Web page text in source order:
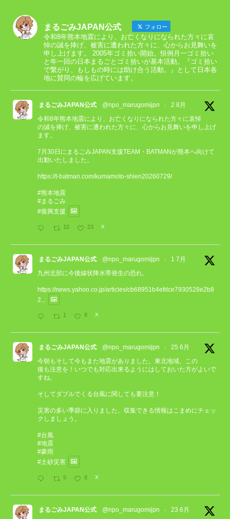
まるごみJAPAN公式 フォロー
令和8年熊本地震により、お亡くなりになられた方々に哀
悼の誠を捧げ、被害に遭われた方々に、心からお見舞いを
申し上げます。 2005年ゴミ拾い開始。恒例月一ゴミ拾い
と年一回の日本まるごとゴミ拾いが基本活動。『ゴミ拾い
で繋がり、もしもの時には助け合う活動。』として日本各
地に賛同の輪を広げています。
まるごみJAPAN公式 @npo_marugomijpn ·
2 8月
令和8年熊本地震により、お亡くなりになられた方々に哀悼
の誠を捧げ、被害に遭われた方々に、心からお見舞いを申し上げ
ます。
7月30日にまるごみJAPAN支援TEAM・BATMANが熊本へ向けて
出動いたしました。
https://t-batman.com/kumamoto-shien20260729/
#熊本地震
#まるごみ
#復興支援
10 23 X
まるごみJAPAN公式 @npo_marugomijpn ·
1 7月
九州北部に今後線状降水帯発生の恐れ。
https://news.yahoo.co.jp/articles/cb68951b4efdce7930528e2b8
2...
1 8 X
まるごみJAPAN公式 @npo_marugomijpn ·
25 6月
今朝もそして今もまた地震がありました。東北地域、この
後も注意を！いつでも対応出来るようにはしておいた方がよいで
すね。
そしてダブルでくる台風に関しても要注意！
災害の多い季節に入りました、収集できる情報はこまめにチェッ
クしましょう。
#台風
#地震
#豪雨
#土砂災害
5 8 X
まるごみJAPAN公式 @npo_marugomijpn ·
23 6月